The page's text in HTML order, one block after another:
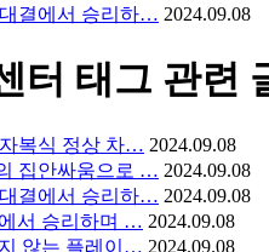
결에서 승리하… 2024.09.08
터 태그 관련
복식 정상 차… 2024.09.08
집안싸움으로 … 2024.09.08
결에서 승리하… 2024.09.08
서 승리하며 … 2024.09.08
않는 플레이… 2024.09.08